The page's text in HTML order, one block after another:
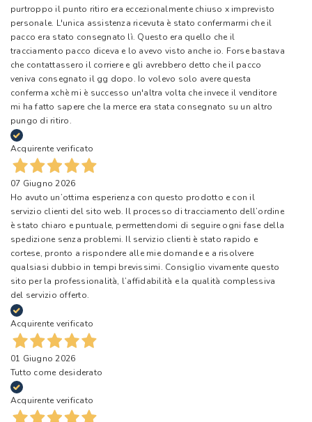
purtroppo il punto ritiro era eccezionalmente chiuso x imprevisto
personale. L'unica assistenza ricevuta è stato confermarmi che il
pacco era stato consegnato lì. Questo era quello che il
tracciamento pacco diceva e lo avevo visto anche io. Forse bastava
che contattassero il corriere e gli avrebbero detto che il pacco
veniva consegnato il gg dopo. Io volevo solo avere questa
conferma xchè mi è successo un'altra volta che invece il venditore
mi ha fatto sapere che la merce era stata consegnato su un altro
pungo di ritiro.
Acquirente verificato
07 Giugno 2026
Ho avuto un’ottima esperienza con questo prodotto e con il
servizio clienti del sito web. Il processo di tracciamento dell’ordine
è stato chiaro e puntuale, permettendomi di seguire ogni fase della
spedizione senza problemi. Il servizio clienti è stato rapido e
cortese, pronto a rispondere alle mie domande e a risolvere
qualsiasi dubbio in tempi brevissimi. Consiglio vivamente questo
sito per la professionalità, l’affidabilità e la qualità complessiva
del servizio offerto.
Acquirente verificato
01 Giugno 2026
Tutto come desiderato
Acquirente verificato